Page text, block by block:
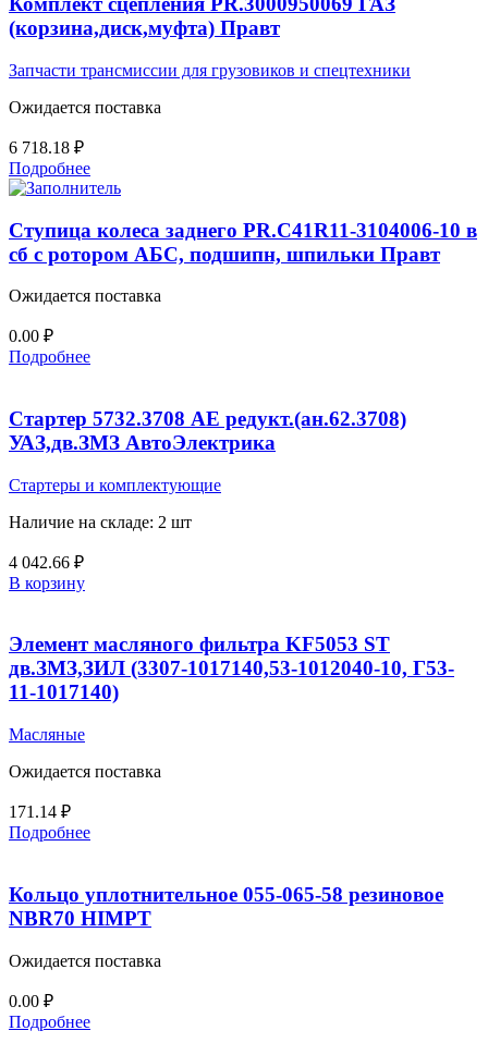
(корзина,диск,муфта) Правт
Запчасти трансмиссии для грузовиков и спецтехники
Ожидается поставка
6 718.18 ₽
Подробнее
Ступица колеса заднего PR.C41R11-3104006-10 в
сб с ротором АБС, подшипн, шпильки Правт
Ожидается поставка
0.00 ₽
Подробнее
Стартер 5732.3708 AE редукт.(ан.62.3708)
УАЗ,дв.ЗМЗ АвтоЭлектрика
Стартеры и комплектующие
Наличие на складе: 2 шт
4 042.66 ₽
В корзину
Элемент масляного фильтра KF5053 ST
дв.ЗМЗ,ЗИЛ (3307-1017140,53-1012040-10, Г53-
11-1017140)
Масляные
Ожидается поставка
171.14 ₽
Подробнее
Кольцо уплотнительное 055-065-58 резиновое
NBR70 HIMPT
Ожидается поставка
0.00 ₽
Подробнее